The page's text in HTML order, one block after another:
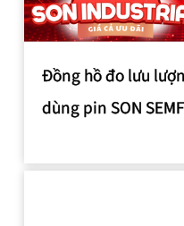
Đồng hồ đo lưu
dùng pin SON